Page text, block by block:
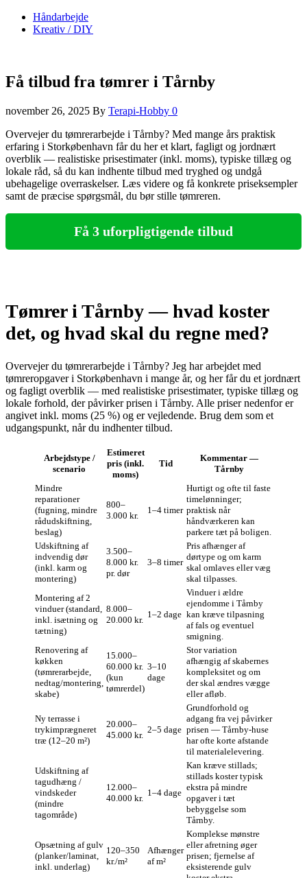
Håndarbejde
Kreativ / DIY
Få tilbud fra tømrer i Tårnby
november 26, 2025 By Terapi-Hobby 0
Overvejer du tømrerarbejde i Tårnby? Med mange års praktisk
erfaring i Storkøbenhavn får du her et klart, fagligt og jordnært
overblik — realistiske prisestimater (inkl. moms), typiske tillæg og
lokale råd, så du kan indhente tilbud med tryghed og undgå
ubehagelige overraskelser. Læs videre og få konkrete priseksempler
samt de præcise spørgsmål, du bør stille tømreren.
Få 3 uforpligtigende tilbud
Tømrer i Tårnby — hvad koster
det, og hvad skal du regne med?
Overvejer du tømrerarbejde i Tårnby? Jeg har arbejdet med
tømreropgaver i Storkøbenhavn i mange år, og her får du et jordnært
og fagligt overblik — med realistiske prisestimater, typiske tillæg og
lokale forhold, der påvirker prisen i Tårnby. Alle priser nedenfor er
angivet inkl. moms (25 %) og er vejledende. Brug dem som et
udgangspunkt, når du indhenter tilbud.
Arbejdstype /
scenario
Estimeret
pris (inkl.
moms)
Tid
Kommentar —
Tårnby
Mindre
reparationer
(fugning, mindre
rådudskiftning,
beslag)
800–
3.000 kr.
1–4 timer
Hurtigt og ofte til faste
timelønninger;
praktisk når
håndværkeren kan
parkere tæt på boligen.
Udskiftning af
indvendig dør
(inkl. karm og
montering)
3.500–
8.000 kr.
pr. dør
3–8 timer
Pris afhænger af
dørtype og om karm
skal omlaves eller væg
skal tilpasses.
Montering af 2
vinduer (standard,
inkl. isætning og
tætning)
8.000–
20.000 kr.
1–2 dage
Vinduer i ældre
ejendomme i Tårnby
kan kræve tilpasning
af fals og eventuel
smigning.
Renovering af
køkken
(tømrerarbejde,
nedtag/montering,
skabe)
15.000–
60.000 kr.
(kun
tømrerdel)
3–10
dage
Stor variation
afhængig af skabernes
kompleksitet og om
der skal ændres vægge
eller afløb.
Ny terrasse i
trykimprægneret
træ (12–20 m²)
20.000–
45.000 kr.
2–5 dage
Grundforhold og
adgang fra vej påvirker
prisen — Tårnby-huse
har ofte korte afstande
til materialelevering.
Udskiftning af
tagudhæng /
vindskeder
(mindre
tagområde)
12.000–
40.000 kr.
1–4 dage
Kan kræve stillads;
stillads koster typisk
ekstra på mindre
opgaver i tæt
bebyggelse som
Tårnby.
Opsætning af gulv
(planker/laminat,
inkl. underlag)
120–350
kr./m²
Afhænger
af m²
Komplekse mønstre
eller afretning øger
prisen; fjernelse af
eksisterende gulv